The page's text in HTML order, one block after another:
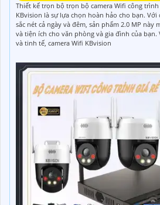
Thiết kế trọn bộ trọn bộ camera Wifi công
KBvision là sự lựa chọn hoàn hảo cho bạn.
sắc nét cả ngày và đêm, sản phẩm 2.0 MP này
và tiện ích cho văn phòng và gia đình của
và tinh tế, camera Wifi KBvision
Lựa Chọn Ngay Các Bộ Sản Phẩm Camera
Camera Wifi Văn Phòng Chuyên Nghiệp
Bộ Camera Chuyên Dùng Văn Phòng
Bộ Camera Văn Phòng Siêu Nét
Lắp Đặt Trọn Bộ Camera Văn Phòng